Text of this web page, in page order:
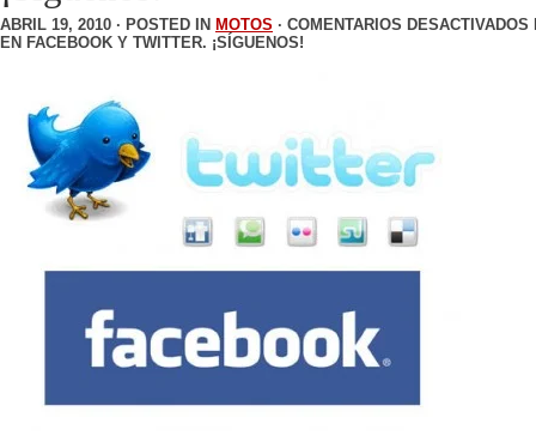
ABRIL 19, 2010 · POSTED IN MOTOS · COMENTARIOS DESACTIVADOS
EN FACEBOOK Y TWITTER. ¡SÍGUENOS!